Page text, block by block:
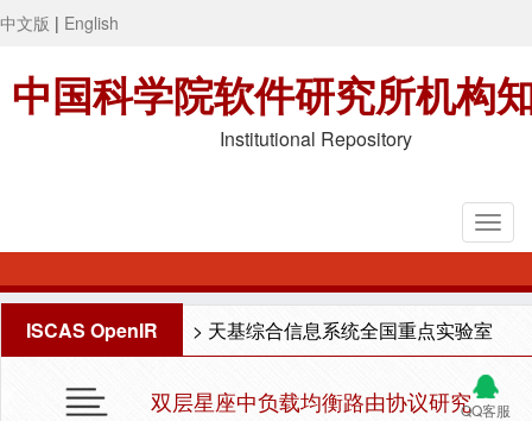
中文版 | English
中国科学院软件研究所机构
Institutional Repository
ISCAS OpenIR > 天基综合信息系统全国重点实验室
QQ客服
双层星座中负载均衡路由协议研究